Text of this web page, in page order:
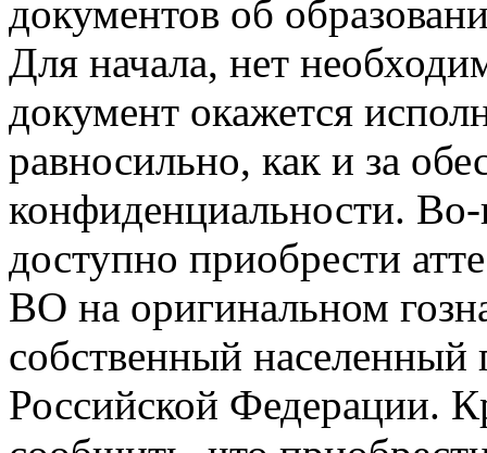
документов об
Для начала, нет
документ окажется
равносильно, как и за
конфиденциальности.
доступно приобрести
ВО на оригинальном
собственный населенный
Российской Федерации.